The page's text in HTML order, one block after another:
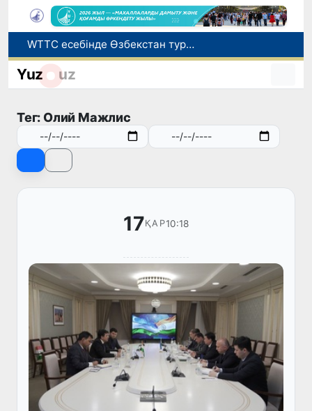
WTTC есебінде Өзбекстан туризмнің өсу қарқыны бойынша Орталық Азияда бірінші орынға шықты
Мүмкіндігі шектеулі талапкерлерге қабылдау емтихандарында қосымша уақыт беріледі
Жарты жылда Өзбекстанда қанша егіз сәби дүниеге келді?
Yuz uz
Тег: Олий Мажлис
17ҚАР10:18